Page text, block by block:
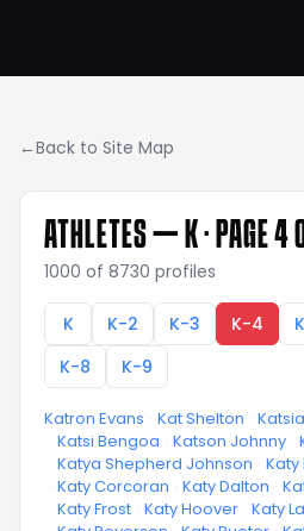
←Back to Site Map
ATHLETES — K· PAGE 4
1000 of 8730 profiles
K K-2 K-3 K-4
K-8
K-9
Katron Evans · Kat Shelton ·
· Katsi Bengoa · Katson Johnny ·
· Katya Shepherd Johnson ·
· Katy Corcoran · Katy Dalton ·
· Katy Frost · Katy Hoover · Katy